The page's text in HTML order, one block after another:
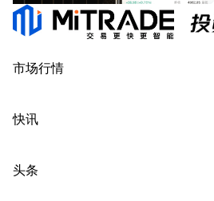
市场行情
快讯
头条